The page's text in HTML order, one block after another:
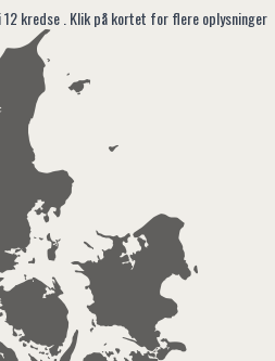
12 kredse . Klik på kortet for flere oplysninger